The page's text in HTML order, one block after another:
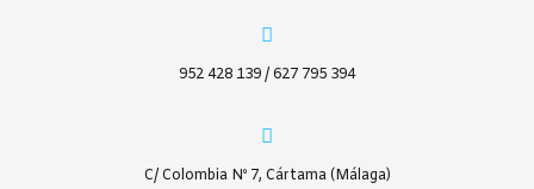
952 428 139 / 627 795 394
C/ Colombia Nº 7, Cártama (Málaga)